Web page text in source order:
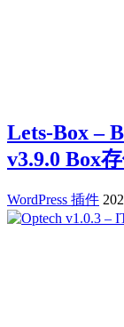
Lets-Box –
v3.9.0 Box
WordPress 插件